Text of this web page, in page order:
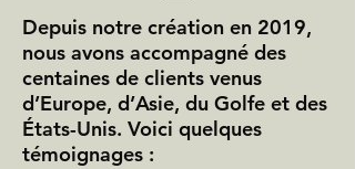
Depuis notre création en 2019,
nous avons accompagné des
centaines de clients venus
d’Europe, d’Asie, du Golfe et des
États-Unis. Voici quelques
témoignages :